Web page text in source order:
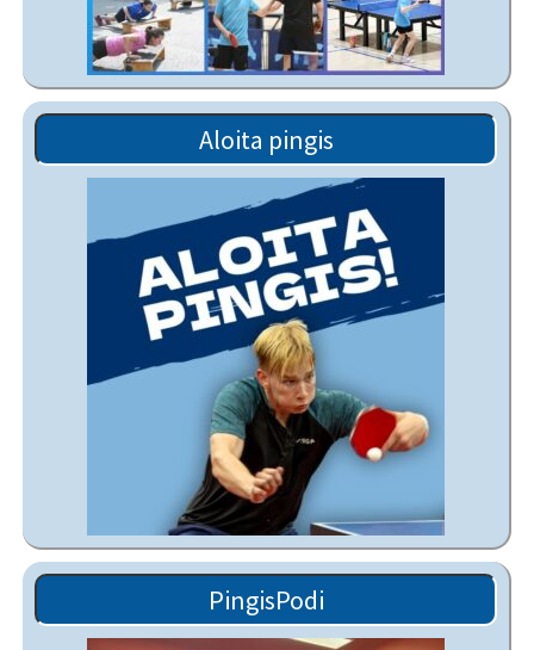
Aloita pingis
PingisPodi